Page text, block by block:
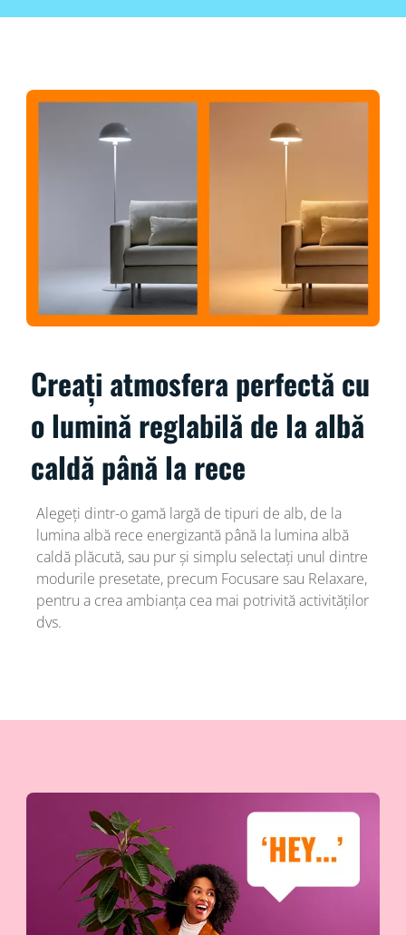
Creați atmosfera perfectă cu
o lumină reglabilă de la albă
caldă până la rece
Alegeți dintr-o gamă largă de tipuri de alb, de la
lumina albă rece energizantă până la lumina albă
caldă plăcută, sau pur și simplu selectați unul dintre
modurile presetate, precum Focusare sau Relaxare,
pentru a crea ambianța cea mai potrivită activităților
dvs.